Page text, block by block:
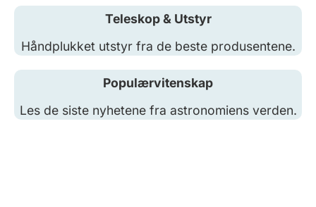
Teleskop & Utstyr
Håndplukket utstyr fra de beste produsentene.
Populærvitenskap
Les de siste nyhetene fra astronomiens verden.